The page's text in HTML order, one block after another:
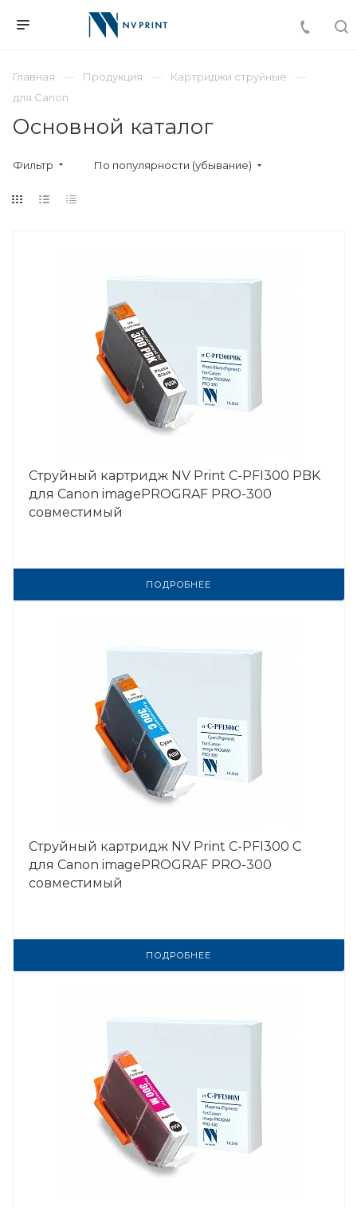
Главная Продукция
Картриджи струйные
для Canon
Основной каталог
Фильтр По популярности (убывание)
Струйный картридж NV Print C-PFI300 PBK
для Canon imagePROGRAF PRO-300
совместимый
ПОДРОБНЕЕ
Струйный картридж NV Print C-PFI300 C
для Canon imagePROGRAF PRO-300
совместимый
ПОДРОБНЕЕ